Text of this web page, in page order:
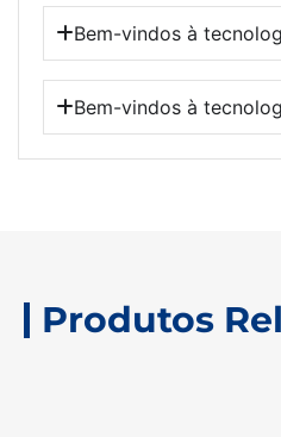
Bem-vindos à
Bem-vindos à
Produtos